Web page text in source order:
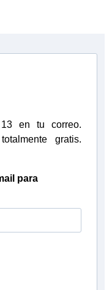
en tu correo.
gratis.
para